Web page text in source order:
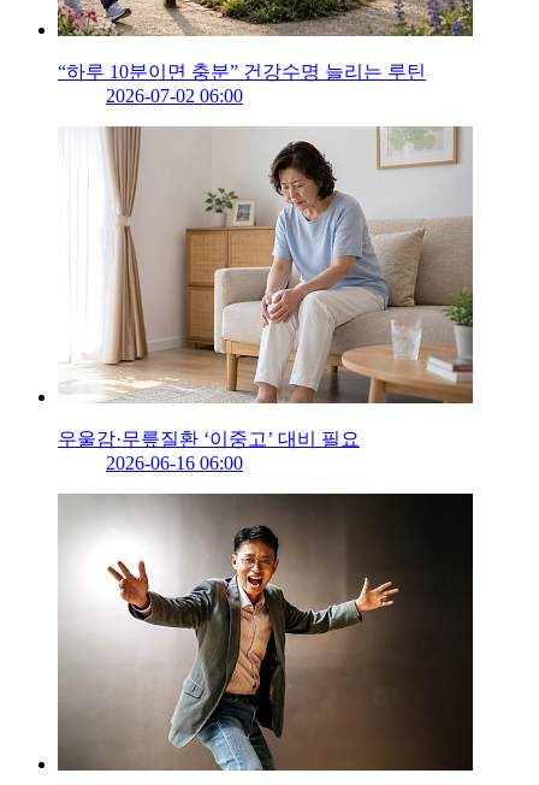
“하루 10분이면 충분” 건강수명 늘리는 루틴
2026-07-02 06:00
우울감·무릎질환 ‘이중고’ 대비 필요
2026-06-16 06:00